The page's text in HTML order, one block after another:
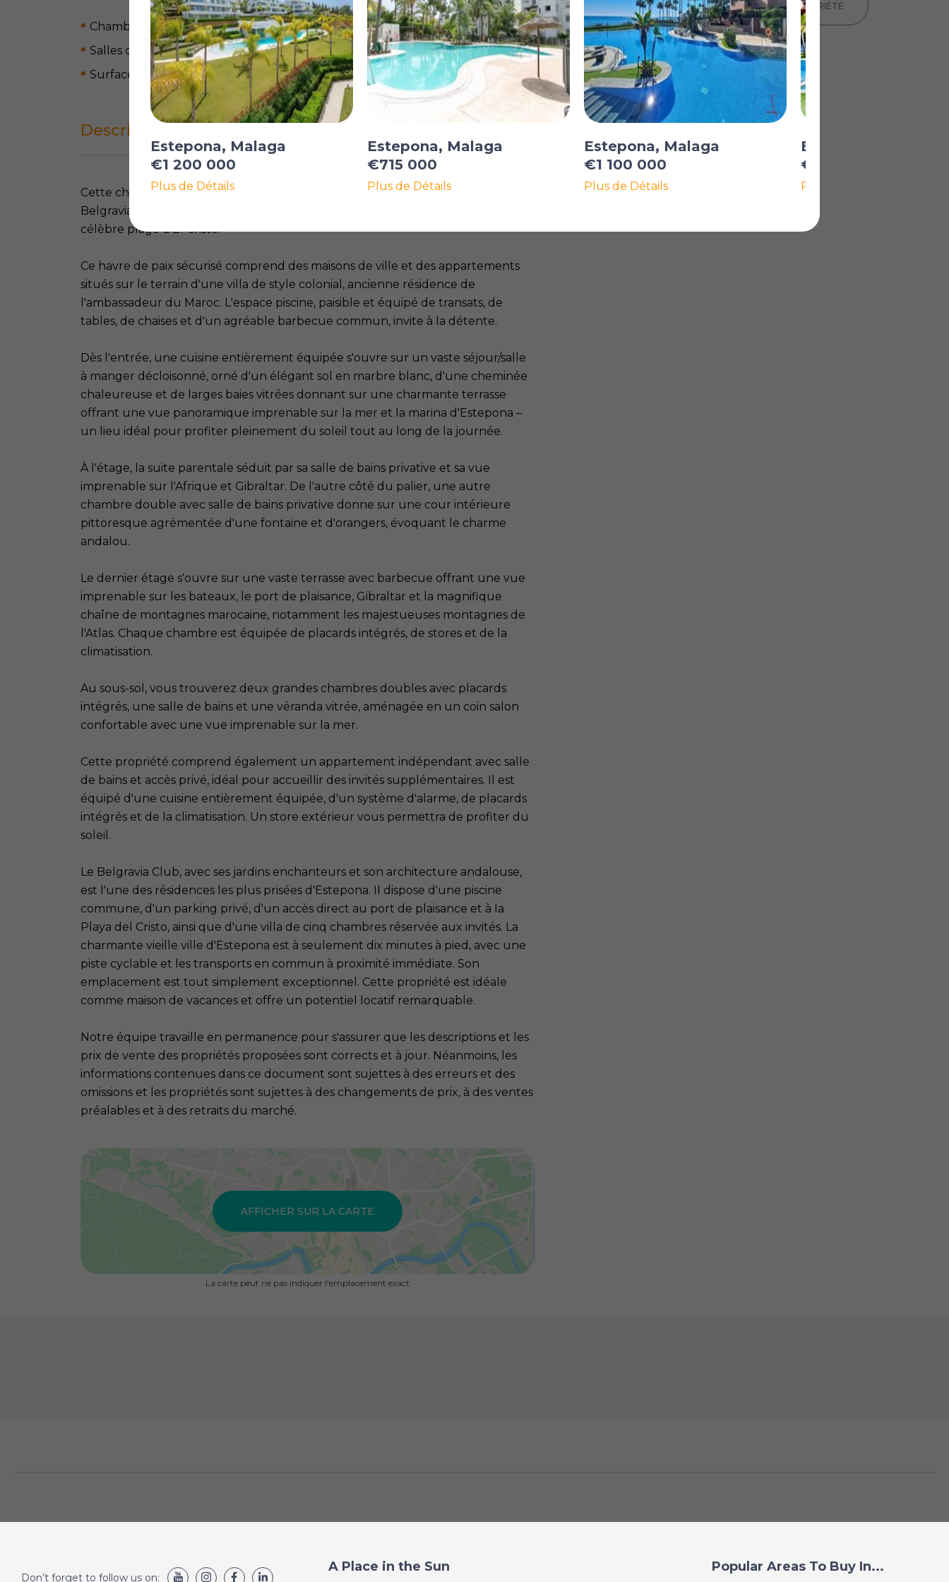
Chambres: 4
Salles de bain: 3
Surface habitable: 206 m
2
Description complète
Cette charmante et unique maison de ville est nichée au sein du prestigieux
Belgravia Club, offrant un accès direct à la marina d'Estepona, au port et à la
célèbre plage d'El Cristo.
Ce havre de paix sécurisé comprend des maisons de ville et des appartements
situés sur le terrain d'une villa de style colonial, ancienne résidence de
l'ambassadeur du Maroc. L'espace piscine, paisible et équipé de transats, de
tables, de chaises et d'un agréable barbecue commun, invite à la détente.
Dès l'entrée, une cuisine entièrement équipée s'ouvre sur un vaste séjour/salle
à manger décloisonné, orné d'un élégant sol en marbre blanc, d'une cheminée
chaleureuse et de larges baies vitrées donnant sur une charmante terrasse
offrant une vue panoramique imprenable sur la mer et la marina d'Estepona –
un lieu idéal pour profiter pleinement du soleil tout au long de la journée.
À l'étage, la suite parentale séduit par sa salle de bains privative et sa vue
imprenable sur l'Afrique et Gibraltar. De l'autre côté du palier, une autre
chambre double avec salle de bains privative donne sur une cour intérieure
pittoresque agrémentée d'une fontaine et d'orangers, évoquant le charme
andalou.
Le dernier étage s'ouvre sur une vaste terrasse avec barbecue offrant une vue
imprenable sur les bateaux, le port de plaisance, Gibraltar et la magnifique
chaîne de montagnes marocaine, notamment les majestueuses montagnes de
l'Atlas. Chaque chambre est équipée de placards intégrés, de stores et de la
climatisation.
Au sous-sol, vous trouverez deux grandes chambres doubles avec placards
intégrés, une salle de bains et une véranda vitrée, aménagée en un coin salon
confortable avec une vue imprenable sur la mer.
Cette propriété comprend également un appartement indépendant avec salle
de bains et accès privé, idéal pour accueillir des invités supplémentaires. Il est
équipé d'une cuisine entièrement équipée, d'un système d'alarme, de placards
intégrés et de la climatisation. Un store extérieur vous permettra de profiter du
soleil.
Le Belgravia Club, avec ses jardins enchanteurs et son architecture andalouse,
est l'une des résidences les plus prisées d'Estepona. Il dispose d'une piscine
commune, d'un parking privé, d'un accès direct au port de plaisance et à la
Playa del Cristo, ainsi que d'une villa de cinq chambres réservée aux invités. La
charmante vieille ville d'Estepona est à seulement dix minutes à pied, avec une
piste cyclable et les transports en commun à proximité immédiate. Son
emplacement est tout simplement exceptionnel. Cette propriété est idéale
comme maison de vacances et offre un potentiel locatif remarquable.
Notre équipe travaille en permanence pour s'assurer que les descriptions et les
prix de vente des propriétés proposées sont corrects et à jour. Néanmoins, les
informations contenues dans ce document sont sujettes à des erreurs et des
omissions et les propriétés sont sujettes à des changements de prix, à des ventes
préalables et à des retraits du marché.
AFFICHER SUR LA CARTE
La carte peut ne pas indiquer l'emplacement exact
IMPRIMER LES DÉTAILS DE LA PROPRIÉTÉ
Estepona, Malaga
€1 200 000
Plus de Détails
Estepona, Malaga
€715 000
Plus de Détails
Estepona, Malaga
€1 100 000
Plus de Détails
Estepona, Malaga
€1 100 000
Plus de Détails
Don’t forget to follow us on:
A Place in the Sun Popular Areas To Buy In...